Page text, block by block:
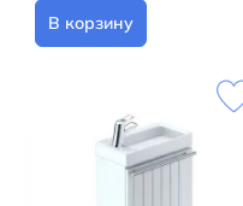
В корзину